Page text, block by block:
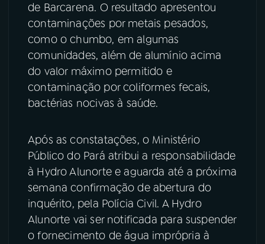
de Barcarena. O resultado apresentou
contaminações por metais pesados,
como o chumbo, em algumas
comunidades, além de alumínio acima
do valor máximo permitido e
contaminação por coliformes fecais,
bactérias nocivas à saúde.
Após as constatações, o Ministério
Público do Pará atribui a responsabilidade
à Hydro Alunorte e aguarda até a próxima
semana confirmação de abertura do
inquérito, pela Polícia Civil. A Hydro
Alunorte vai ser notificada para suspender
o fornecimento de água imprópria à